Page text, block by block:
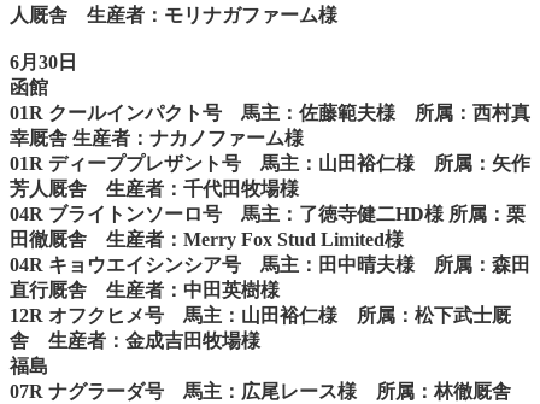
人厩舎 生産者：モリナガファーム様
6月30日
函館
01R クールインパクト号 馬主：佐藤範夫様 所属：西村真
幸厩舎 生産者：ナカノファーム様
01R ディーププレザント号 馬主：山田裕仁様 所属：矢作
芳人厩舎 生産者：千代田牧場様
04R ブライトンソーロ号 馬主：了徳寺健二HD様 所属：栗
田徹厩舎 生産者：Merry Fox Stud Limited様
04R キョウエイシンシア号 馬主：田中晴夫様 所属：森田
直行厩舎 生産者：中田英樹様
12R オフクヒメ号 馬主：山田裕仁様 所属：松下武士厩
舎 生産者：金成吉田牧場様
福島
07R ナグラーダ号 馬主：広尾レース様 所属：林徹厩舎